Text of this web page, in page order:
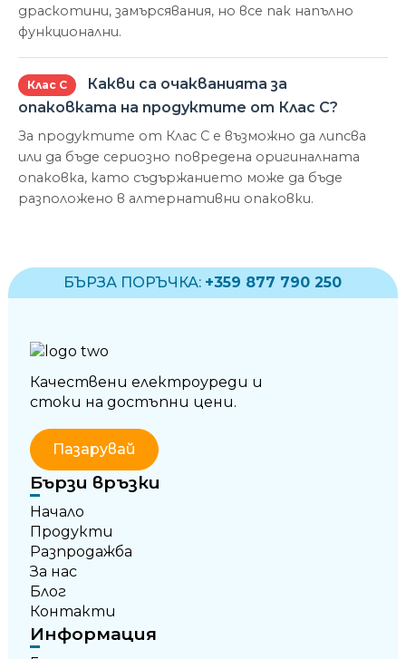
драскотини, замърсявания, но все пак напълно
функционални.
Клас С
Какви са очакванията за
опаковката на продуктите от Клас С?
За продуктите от Клас С е възможно да липсва
или да бъде сериозно повредена оригиналната
опаковка, като съдържанието може да бъде
разположено в алтернативни опаковки.
БЪРЗА ПОРЪЧКА: +359 877 790 250
Качествени електроуреди и
стоки на достъпни цени.
Пазарувай
Бързи връзки
Начало
Продукти
Разпродажба
За нас
Блог
Контакти
Информация